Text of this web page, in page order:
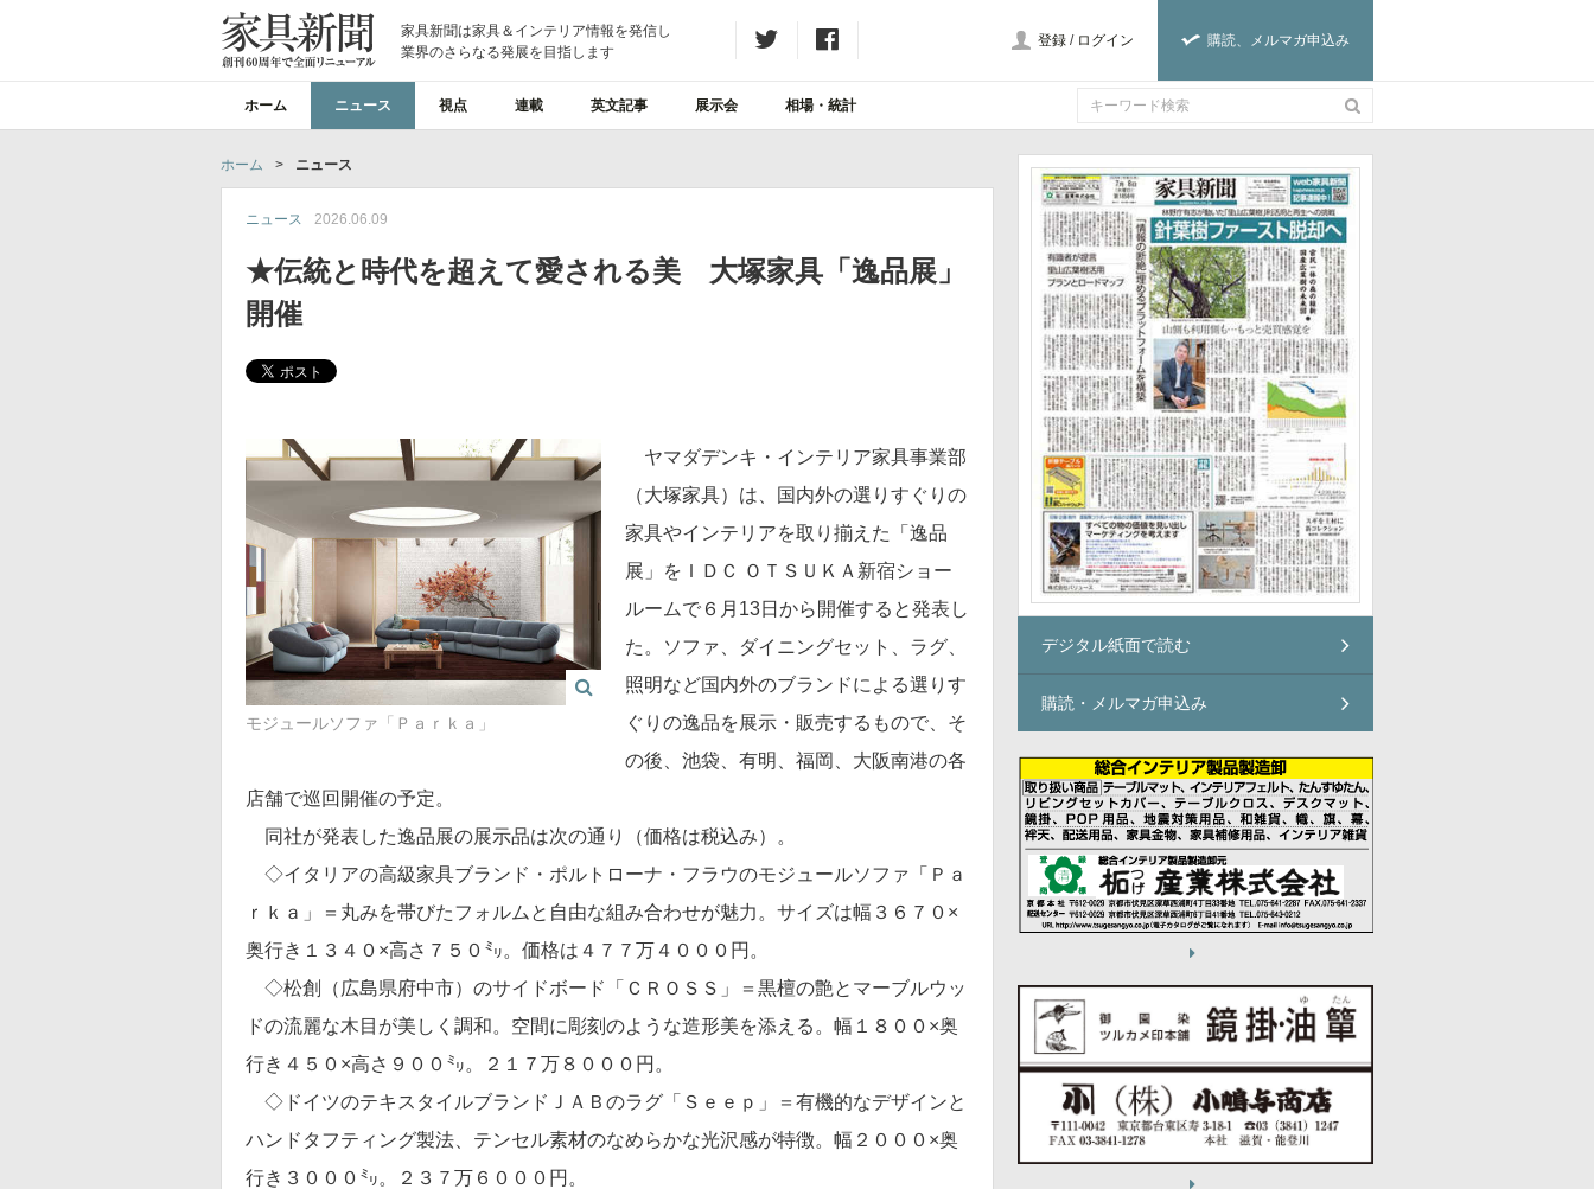
家具新聞は家具＆インテリア情報を発信し
業界のさらなる発展を目指します
購読、メルマガ申込み
登録 / ログイン
ホーム ニュース 視点 連載 英文記事 展示会 相場・統計
ホーム > ニュース
ニュース 2026.06.09
★伝統と時代を超えて愛される美 大塚家具「逸品展」
開催
モジュールソファ「Ｐａｒｋａ」
ヤマダデンキ・インテリア家具事業部
（大塚家具）は、国内外の選りすぐりの
家具やインテリアを取り揃えた「逸品
展」をＩＤＣ ＯＴＳＵＫＡ新宿ショー
ルームで６月13日から開催すると発表し
た。ソファ、ダイニングセット、ラグ、
照明など国内外のブランドによる選りす
ぐりの逸品を展示・販売するもので、そ
の後、池袋、有明、福岡、大阪南港の各
店舗で巡回開催の予定。
同社が発表した逸品展の展示品は次の通り（価格は税込み）。
◇イタリアの高級家具ブランド・ポルトローナ・フラウのモジュールソファ「Ｐａ
ｒｋａ」＝丸みを帯びたフォルムと自由な組み合わせが魅力。サイズは幅３６７０×
奥行き１３４０×高さ７５０㍉。価格は４７７万４０００円。
◇松創（広島県府中市）のサイドボード「ＣＲＯＳＳ」＝黒檀の艶とマーブルウッ
ドの流麗な木目が美しく調和。空間に彫刻のような造形美を添える。幅１８００×奥
行き４５０×高さ９００㍉。２１７万８０００円。
◇ドイツのテキスタイルブランドＪＡＢのラグ「Ｓｅｅｐ」＝有機的なデザインと
ハンドタフティング製法、テンセル素材のなめらかな光沢感が特徴。幅２０００×奥
行き３０００㍉。２３７万６０００円。
デジタル紙面で読む
購読・メルマガ申込み